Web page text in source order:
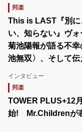
邦楽
This is LAST『別に
い、知らない』ヴ
菊池陽報が語る不
池無双〉、そして伝
インタビュー
邦楽
TOWER PLUS+12
始! Mr.Childrenが